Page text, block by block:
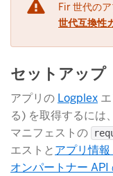
Fir 世代の
世代互換性
セットアップ
アプリの Logplex
る) を取得するには
マニフェストの
エストとアプリ情報
オンパートナー API